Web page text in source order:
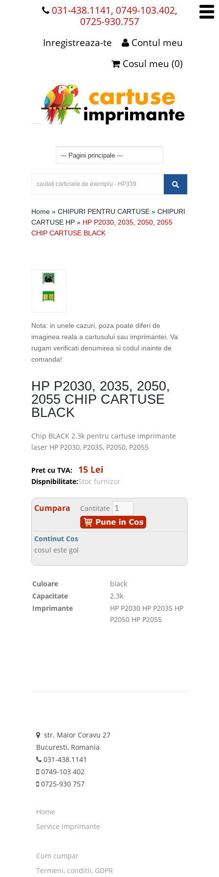
031-438.1141, 0749-103.402,
0725-930.757
Contul meu
Inregistreaza-te
Cosul meu (0)
Home » CHIPURI PENTRU CARTUSE » CHIPURI
CARTUSE HP » HP P2030, 2035, 2050, 2055
CHIP CARTUSE BLACK
Nota: in unele cazuri, poza poate diferi de
imaginea reala a cartusului sau imprimantei. Va
rugam verificati denumirea si codul inainte de
comanda!
HP P2030, 2035, 2050,
2055 CHIP CARTUSE
BLACK
Chip BLACK 2.3k pentru cartuse imprimante
laser HP P2030, P2035, P2050, P2055
Pret cu TVA: 15 Lei
Dispnibilitate:Stoc furnizor
Cumpara Cantitate
Continut Cos
cosul este gol
Culoare
black
Capacitate
2.3k
Imprimante
HP P2030 HP P2035 HP
P2050 HP P2055
str. Maior Coravu 27
Bucuresti, Romania
031-438.1141
0749-103 402
0725-930 757
Home
Service imprimante
Cum cumpar
Termeni, conditii, GDPR